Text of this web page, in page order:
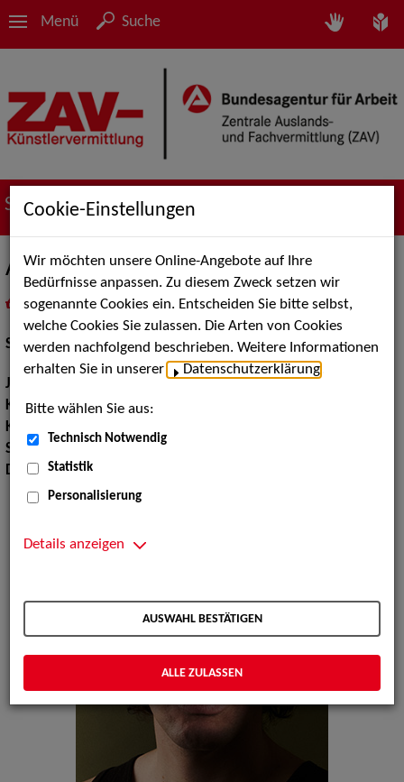
Menü Suche
Suche nach Künstler*innen
Antonio Ramón Luque
als PDF speichern
inMeine Merklistelegen
Schauspiel:Bühne
Jahrgang:
Körpergröße:183 cm
Konfektionsgröße:
Sprachen:
Englisch, Französisch, Italienisch, Spanisch
Dialekte:Schweizerdeutsch
Cookie-Einstellungen
Wir möchten unsere Online-Angebote auf Ihre
Bedürfnisse anpassen. Zu diesem Zweck setzen wir
sogenannte Cookies ein. Entscheiden Sie bitte selbst,
welche Cookies Sie zulassen. Die Arten von Cookies
werden nachfolgend beschrieben. Weitere Informationen
erhalten Sie in unserer
Datenschutzerklärung
Bitte wählen Sie aus:
Technisch Notwendig
Statistik
Personalisierung
Details anzeigen
AUSWAHL BESTÄTIGEN
ALLE ZULASSEN